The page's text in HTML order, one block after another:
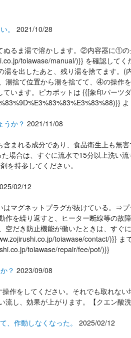
。
2021/10/28
るま湯で溶かします。②内容器に①の
toiawase/manual/)}} を確認して
を出したあと、残り湯を捨てます。(
捨て位置から湯を捨てて、④の操作
います。ピカポットは {{[象印パーツ
よ
うか？ 2021/11/08
れる成分であり、食品衛生上も無
場合は、すぐに流水で15分以上洗い
を持参してください。
02/12
マグネットプラグが抜けている。⇒
を繰り返すと、ヒーター断線等の故
だき防止機能が働いたときは、すぐ
toiawase/contact/)}} ま
toiawase/repair/fee/pot/)}}
？ 2023/09/08
作をしてください。それでも取れな
し、効果が上がります。【クエン酸洗
、作動しなくなった。
2025/02/12